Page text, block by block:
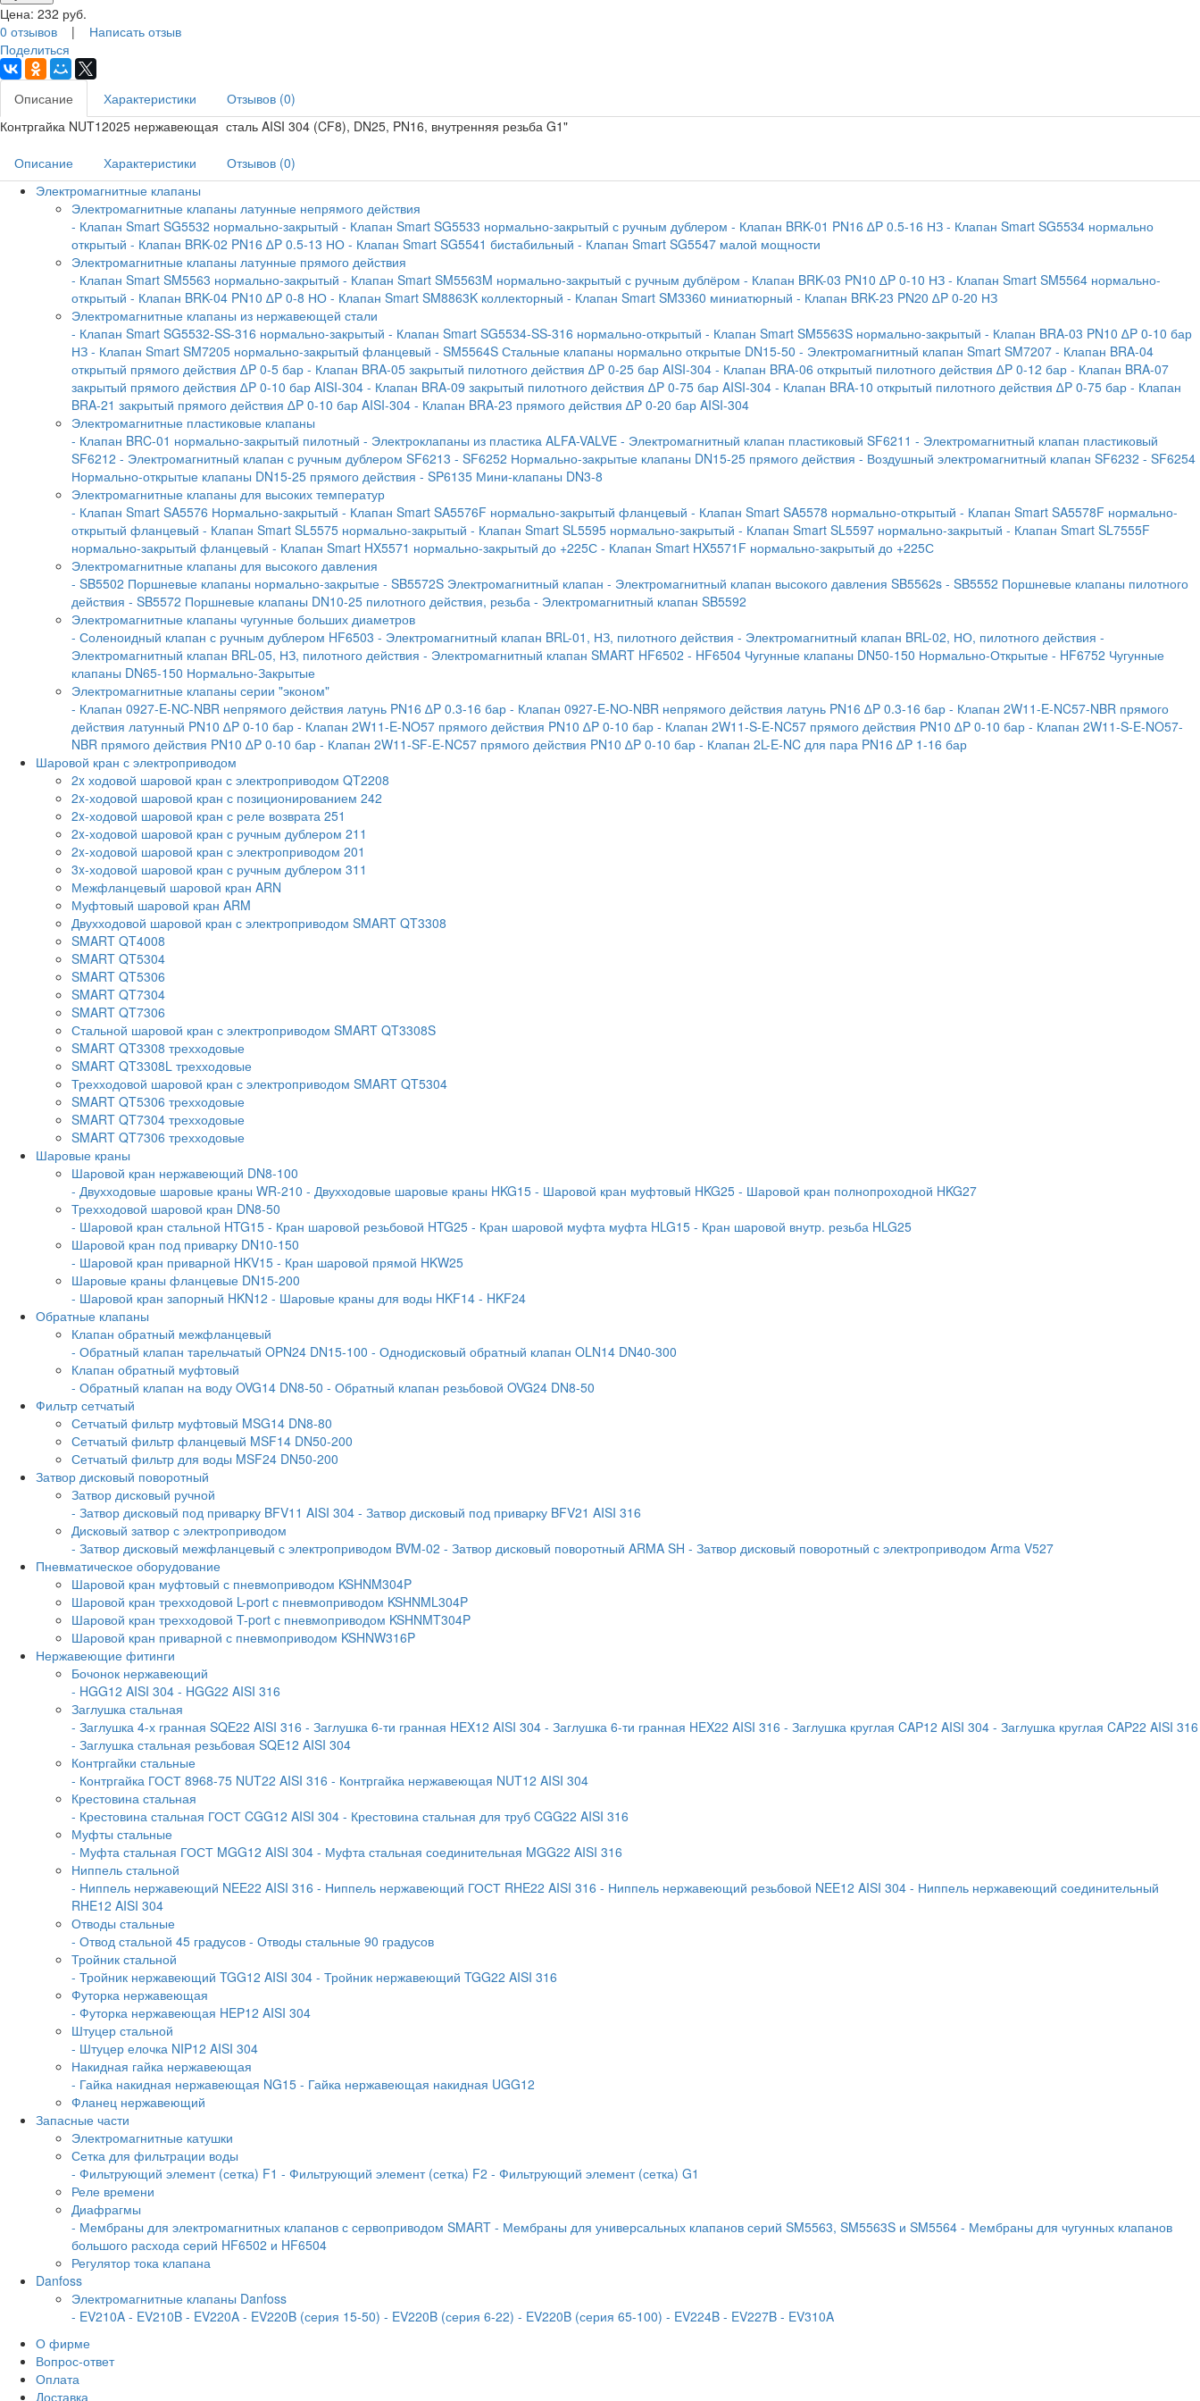
Цена: 232 руб.
0 отзывов | Написать отзыв
Поделиться
Описание Характеристики
Отзывов (0)
Контргайка NUT12025 нержавеющая сталь AISI 304 (CF8), DN25, PN16, внутренняя резьба G1"
Описание Характеристики
Отзывов (0)
Электромагнитные клапаны
Электромагнитные клапаны латунные непрямого действия
- Клапан Smart SG5532 нормально-закрытый - Клапан Smart SG5533 нормально-закрытый с ручным дублером - Клапан BRK-01 PN16 ∆P 0.5-16 НЗ - Клапан Smart SG5534 нормально
открытый - Клапан BRK-02 PN16 ∆P 0.5-13 НО - Клапан Smart SG5541 бистабильный - Клапан Smart SG5547 малой мощности
Электромагнитные клапаны латунные прямого действия
- Клапан Smart SM5563 нормально-закрытый - Клапан Smart SM5563M нормально-закрытый с ручным дублёром - Клапан BRK-03 PN10 ∆P 0-10 НЗ - Клапан Smart SM5564 нормально-
открытый - Клапан BRK-04 PN10 ∆P 0-8 НО - Клапан Smart SM8863K коллекторный - Клапан Smart SM3360 миниатюрный - Клапан BRK-23 PN20 ∆P 0-20 НЗ
Электромагнитные клапаны из нержавеющей стали
- Клапан Smart SG5532-SS-316 нормально-закрытый - Клапан Smart SG5534-SS-316 нормально-открытый - Клапан Smart SM5563S нормально-закрытый - Клапан BRA-03 PN10 ∆P 0-10 бар
НЗ - Клапан Smart SM7205 нормально-закрытый фланцевый - SM5564S Стальные клапаны нормально открытые DN15-50 - Электромагнитный клапан Smart SM7207 - Клапан BRA-04
открытый прямого действия ∆P 0-5 бар - Клапан BRA-05 закрытый пилотного действия ∆P 0-25 бар AISI-304 - Клапан BRA-06 открытый пилотного действия ∆P 0-12 бар - Клапан BRA-07
закрытый прямого действия ∆P 0-10 бар AISI-304 - Клапан BRA-09 закрытый пилотного действия ∆P 0-75 бар AISI-304 - Клапан BRA-10 открытый пилотного действия ∆P 0-75 бар - Клапан
BRA-21 закрытый прямого действия ∆P 0-10 бар AISI-304 - Клапан BRA-23 прямого действия ∆P 0-20 бар AISI-304
Электромагнитные пластиковые клапаны
- Клапан BRC-01 нормально-закрытый пилотный - Электроклапаны из пластика ALFA-VALVE - Электромагнитный клапан пластиковый SF6211 - Электромагнитный клапан пластиковый
SF6212 - Электромагнитный клапан с ручным дублером SF6213 - SF6252 Нормально-закрытые клапаны DN15-25 прямого действия - Воздушный электромагнитный клапан SF6232 - SF6254
Нормально-открытые клапаны DN15-25 прямого действия - SP6135 Мини-клапаны DN3-8
Электромагнитные клапаны для высоких температур
- Клапан Smart SA5576 Нормально-закрытый - Клапан Smart SA5576F нормально-закрытый фланцевый - Клапан Smart SA5578 нормально-открытый - Клапан Smart SA5578F нормально-
открытый фланцевый - Клапан Smart SL5575 нормально-закрытый - Клапан Smart SL5595 нормально-закрытый - Клапан Smart SL5597 нормально-закрытый - Клапан Smart SL7555F
нормально-закрытый фланцевый - Клапан Smart HX5571 нормально-закрытый до +225С - Клапан Smart HX5571F нормально-закрытый до +225С
Электромагнитные клапаны для высокого давления
- SB5502 Поршневые клапаны нормально-закрытые - SB5572S Электромагнитный клапан - Электромагнитный клапан высокого давления SB5562s - SB5552 Поршневые клапаны пилотного
действия - SB5572 Поршневые клапаны DN10-25 пилотного действия, резьба - Электромагнитный клапан SB5592
Электромагнитные клапаны чугунные больших диаметров
- Соленоидный клапан с ручным дублером HF6503 - Электромагнитный клапан BRL-01, НЗ, пилотного действия - Электромагнитный клапан BRL-02, НО, пилотного действия -
Электромагнитный клапан BRL-05, НЗ, пилотного действия - Электромагнитный клапан SMART HF6502 - HF6504 Чугунные клапаны DN50-150 Нормально-Открытые - HF6752 Чугунные
клапаны DN65-150 Нормально-Закрытые
Электромагнитные клапаны серии "эконом"
- Клапан 0927-E-NC-NBR непрямого действия латунь PN16 ∆P 0.3-16 бар - Клапан 0927-E-NО-NBR непрямого действия латунь PN16 ∆P 0.3-16 бар - Клапан 2W11-E-NC57-NBR прямого
действия латунный PN10 ∆P 0-10 бар - Клапан 2W11-E-NO57 прямого действия PN10 ∆P 0-10 бар - Клапан 2W11-S-E-NC57 прямого действия PN10 ∆P 0-10 бар - Клапан 2W11-S-E-NO57-
NBR прямого действия PN10 ∆P 0-10 бар - Клапан 2W11-SF-E-NC57 прямого действия PN10 ∆P 0-10 бар - Клапан 2L-E-NC для пара PN16 ∆P 1-16 бар
Шаровой кран с электроприводом
2x ходовой шаровой кран с электроприводом QT2208
2x-ходовой шаровой кран с позиционированием 242
2x-ходовой шаровой кран с реле возврата 251
2x-ходовой шаровой кран с ручным дублером 211
2x-ходовой шаровой кран с электроприводом 201
3x-ходовой шаровой кран с ручным дублером 311
Межфланцевый шаровой кран ARN
Муфтовый шаровой кран ARM
Двухходовой шаровой кран с электроприводом SMART QT3308
SMART QT4008
SMART QT5304
SMART QT5306
SMART QT7304
SMART QT7306
Стальной шаровой кран с электроприводом SMART QT3308S
SMART QT3308 трехходовые
SMART QT3308L трехходовые
Трехходовой шаровой кран с электроприводом SMART QT5304
SMART QT5306 трехходовые
SMART QT7304 трехходовые
SMART QT7306 трехходовые
Шаровые краны
Шаровой кран нержавеющий DN8-100
- Двухходовые шаровые краны WR-210 - Двухходовые шаровые краны HKG15 - Шаровой кран муфтовый HKG25 - Шаровой кран полнопроходной HKG27
Трехходовой шаровой кран DN8-50
- Шаровой кран стальной HTG15 - Кран шаровой резьбовой HTG25 - Кран шаровой муфта муфта HLG15 - Кран шаровой внутр. резьба HLG25
Шаровой кран под приварку DN10-150
- Шаровой кран приварной HKV15 - Кран шаровой прямой HKW25
Шаровые краны фланцевые DN15-200
- Шаровой кран запорный HKN12 - Шаровые краны для воды HKF14 - HKF24
Обратные клапаны
Клапан обратный межфланцевый
- Обратный клапан тарельчатый OPN24 DN15-100 - Однодисковый обратный клапан OLN14 DN40-300
Клапан обратный муфтовый
- Обратный клапан на воду OVG14 DN8-50 - Обратный клапан резьбовой OVG24 DN8-50
Фильтр сетчатый
Сетчатый фильтр муфтовый MSG14 DN8-80
Сетчатый фильтр фланцевый MSF14 DN50-200
Сетчатый фильтр для воды MSF24 DN50-200
Затвор дисковый поворотный
Затвор дисковый ручной
- Затвор дисковый под приварку BFV11 AISI 304 - Затвор дисковый под приварку BFV21 AISI 316
Дисковый затвор с электроприводом
- Затвор дисковый межфланцевый с электроприводом BVM-02 - Затвор дисковый поворотный ARMA SH - Затвор дисковый поворотный с электроприводом Arma V527
Пневматическое оборудование
Шаровой кран муфтовый с пневмоприводом KSHNM304P
Шаровой кран трехходовой L-port с пневмоприводом KSHNML304P
Шаровой кран трехходовой T-port с пневмоприводом KSHNMT304P
Шаровой кран приварной с пневмоприводом KSHNW316P
Нержавеющие фитинги
Бочонок нержавеющий
- HGG12 AISI 304 - HGG22 AISI 316
Заглушка стальная
- Заглушка 4-х гранная SQE22 AISI 316 - Заглушка 6-ти гранная HEX12 AISI 304 - Заглушка 6-ти гранная HEX22 AISI 316 - Заглушка круглая CAP12 AISI 304 - Заглушка круглая CAP22 AISI 316
- Заглушка стальная резьбовая SQE12 AISI 304
Контргайки стальные
- Контргайка ГОСТ 8968-75 NUT22 AISI 316 - Контргайка нержавеющая NUT12 AISI 304
Крестовина стальная
- Крестовина стальная ГОСТ CGG12 AISI 304 - Крестовина стальная для труб CGG22 AISI 316
Муфты стальные
- Муфта стальная ГОСТ MGG12 AISI 304 - Муфта стальная соединительная MGG22 AISI 316
Ниппель стальной
- Ниппель нержавеющий NEE22 AISI 316 - Ниппель нержавеющий ГОСТ RHE22 AISI 316 - Ниппель нержавеющий резьбовой NEE12 AISI 304 - Ниппель нержавеющий соединительный
RHE12 AISI 304
Отводы стальные
- Отвод стальной 45 градусов - Отводы стальные 90 градусов
Тройник стальной
- Тройник нержавеющий TGG12 AISI 304 - Тройник нержавеющий TGG22 AISI 316
Футорка нержавеющая
- Футорка нержавеющая HEP12 AISI 304
Штуцер стальной
- Штуцер елочка NIP12 AISI 304
Накидная гайка нержавеющая
- Гайка накидная нержавеющая NG15 - Гайка нержавеющая накидная UGG12
Фланец нержавеющий
Запасные части
Электромагнитные катушки
Сетка для фильтрации воды
- Фильтрующий элемент (сетка) F1 - Фильтрующий элемент (сетка) F2 - Фильтрующий элемент (сетка) G1
Реле времени
Диафрагмы
- Мембраны для электромагнитных клапанов с сервоприводом SMART - Мембраны для универсальных клапанов серий SM5563, SM5563S и SM5564 - Мембраны для чугунных клапанов
большого расхода серий HF6502 и HF6504
Регулятор тока клапана
Danfoss
Электромагнитные клапаны Danfoss
- EV210A - EV210B - EV220A - EV220B (серия 15-50) - EV220B (серия 6-22) - EV220B (серия 65-100) - EV224B - EV227B - EV310A
О фирме
Вопрос-ответ
Оплата
Доставка